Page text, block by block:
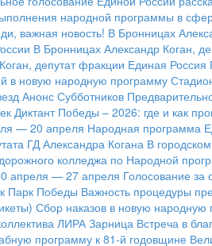
народной программы в
важная новость! В Бронницах
В Бронницах Александр Коган,
депутат фракции Единая
в новую народную программу
Анонс Субботников
Диктант Победы – 2026: где и как
— 20 апреля Народная программа
ГД Александра Когана В
колледжа по Народной
апреля — 27 апреля Голосование за
Парк Победы Важность процедуры
Сбор наказов в новую народную
ЛИРА Зарница Встреча в
программу к 81-й годовщине